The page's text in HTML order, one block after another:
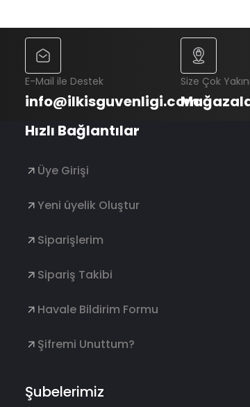
E-Mail ile Destek
info@ilkisguvenligi.com
Size Çok
Hızlı Bağlantılar
Üye Girişi
Yeni üyelik Oluştur
Siparişlerim
Sipariş Takibi
Havale Bildirim Formu
Şifremi Unuttum?
Şubelerimiz